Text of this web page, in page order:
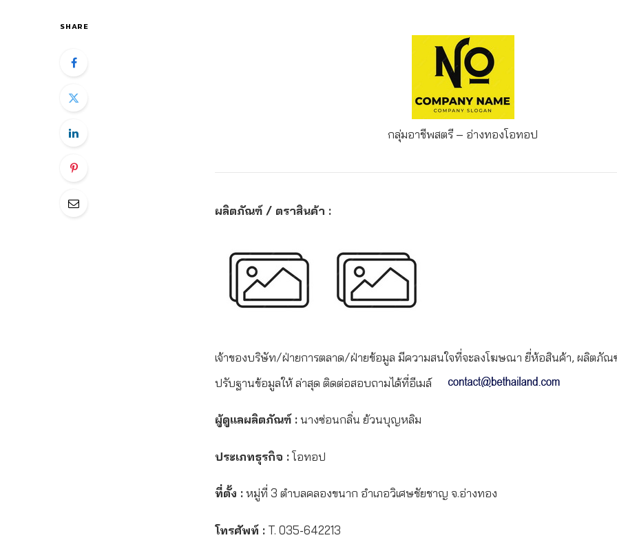
SHARE
กลุ่มอาชีพสตรี – อ่างทองโอทอป
ผลิตภัณฑ์ / ตราสินค้า :
เจ้าของบริษัท/ฝ่ายการตลาด/ฝ่ายข้อมูล มีความสนใจที่จะลงโฆษณา ยี่ห้อสินค้า, ผลิตภัณ
ปรับฐานข้อมูลให้ ล่าสุด ติดต่อสอบถามได้ที่อีเมล์
ผู้ดูแลผลิตภัณฑ์ :นางซ่อนกลิ่น ย้วนบุญหลิม
ประเภทธุรกิจ :โอทอป
ที่ตั้ง :หมู่ที่ 3 ตำบลคลองขนาก อำเภอวิเศษชัยชาญ จ.อ่างทอง
โทรศัพท์ : T. 035-642213